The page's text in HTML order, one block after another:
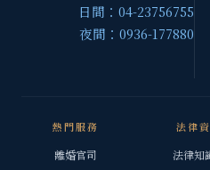
日間：04-23756755
夜間：0936-177880
熱門服務
離婚官司
法律
法律知